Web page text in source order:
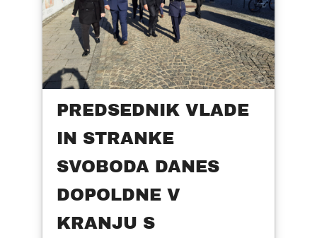
PREDSEDNIK VLADE
IN STRANKE
SVOBODA DANES
DOPOLDNE V
KRANJU S